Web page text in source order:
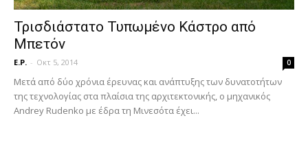
Τρισδιάστατο Τυπωμένο Κάστρο από
Μπετόν
E.P. - Οκτ 5, 2014 0
Μετά από δύο χρόνια έρευνας και ανάπτυξης των δυνατοτήτων
της τεχνολογίας στα πλαίσια της αρχιτεκτονικής, ο μηχανικός
Andrey Rudenko με έδρα τη Μινεσότα έχει...